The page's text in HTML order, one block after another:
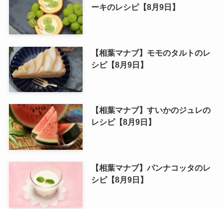
ーキのレシピ【8月9日】
【相葉マナブ】モモのタルトのレ
シピ【8月9日】
【相葉マナブ】すいかのジュレの
レシピ【8月9日】
【相葉マナブ】パンナコッタのレ
シピ【8月9日】